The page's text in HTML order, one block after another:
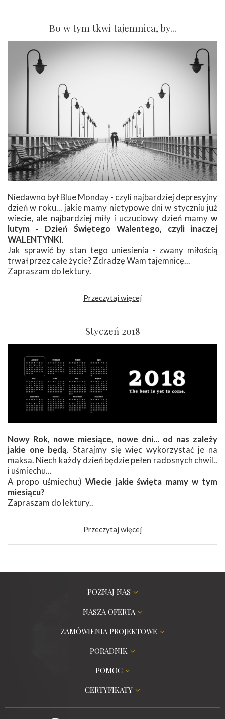
Bo w tym tkwi tajemnica, by...
Niedawno był Blue Monday - czyli najbardziej depresyjny
dzień w roku... jakie mamy nietypowe dni w styczniu już
wiecie, ale najbardziej miły i uczuciowy dzień mamy w
lutym - Dzień Świętego Walentego, czyli inaczej
WALENTYNKI.
Jak sprawić by stan tego uniesienia - zwany miłością
trwał przez całe życie? Zdradzę Wam tajemnicę...
Zapraszam do lektury.
Przeczytaj więcej
Styczeń 2018
Nowy Rok, nowe miesiące, nowe dni... od nas zależy
jakie one będą. Starajmy się więc wykorzystać je na
maksa. Niech każdy dzień będzie pełen radosnych chwil..
i uśmiechu...
A propo uśmiechu;) Wiecie jakie święta mamy w tym
miesiącu?
Zapraszam do lektury..
Przeczytaj więcej
POZNAJ NAS
NASZA OFERTA
ZAMÓWIENIA PROJEKTOWE
PORADNIK
POMOC
CERTYFIKATY